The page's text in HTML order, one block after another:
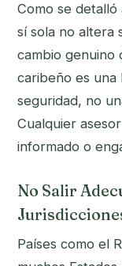
Como se
sí sola no altera
cambio genuino
caribeño es una
seguridad, no
Cualquier
informado o
No Salir
Países como el